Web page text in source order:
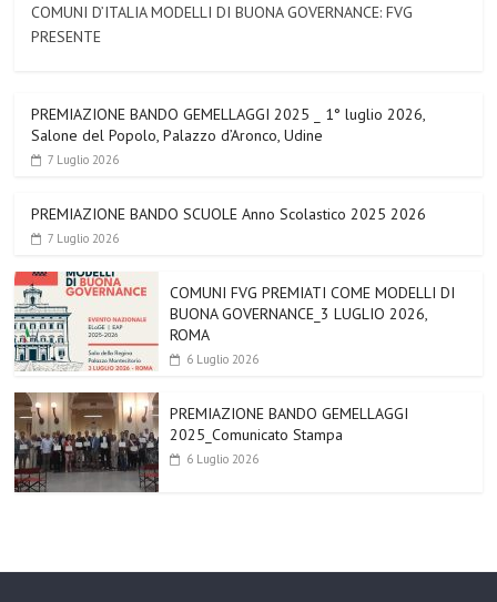
COMUNI D’ITALIA MODELLI DI BUONA GOVERNANCE: FVG
PRESENTE
PREMIAZIONE BANDO GEMELLAGGI 2025 _ 1° luglio 2026,
Salone del Popolo, Palazzo d’Aronco, Udine
7 Luglio 2026
PREMIAZIONE BANDO SCUOLE Anno Scolastico 2025 2026
7 Luglio 2026
COMUNI FVG PREMIATI COME MODELLI DI
BUONA GOVERNANCE_3 LUGLIO 2026,
ROMA
6 Luglio 2026
PREMIAZIONE BANDO GEMELLAGGI
2025_Comunicato Stampa
6 Luglio 2026